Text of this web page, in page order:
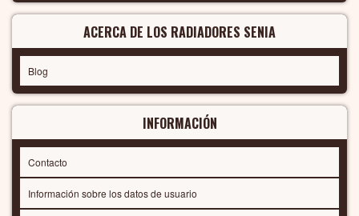
ACERCA DE LOS RADIADORES SENIA
Blog
INFORMACIÓN
Contacto
Información sobre los datos de usuario